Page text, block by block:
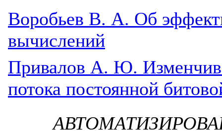
Воробьев В. А. Об
вычислений
Привалов А. Ю.
потока постоянной